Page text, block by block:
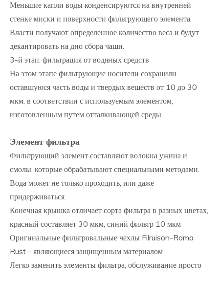
Меньшие капли воды конденсируются на внутренней
стенке миски и поверхности фильтрующего элемента.
Власти получают определенное количество веса и будут
декантировать на дно сбора чаши.
3-й этап: фильтрация от водяных средств
На этом этапе фильтрующие носители сохранили
оставшуюся часть воды и твердых веществ от 10 до 30
мкм, в соответствии с используемым элементом,
изготовленным путем отталкивающей среды.
Элемент фильтра
Фильтрующий элемент составляют волокна ужина и
смолы, которые обрабатывают специальными методами.
Вода может не только проходить, или даже
придерживаться.
Конечная крышка отличает сорта фильтра в разных цветах,
красный составляет 30 мкм, синий фильтр 10 мкм
Оригинальные фильтровальные чехлы Filruison-Rama
Rust - являющиеся защищенным материалом
Легко заменить элементы фильтра, обслуживание просто